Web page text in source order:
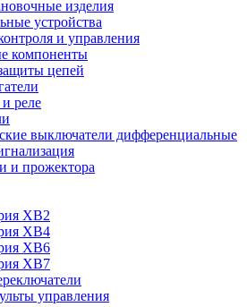
изделия
устройства
и управления
компоненты
цепей
реле
выключатели дифференциальные
и прожектора
XB2
XB4
XB6
XB7
управления